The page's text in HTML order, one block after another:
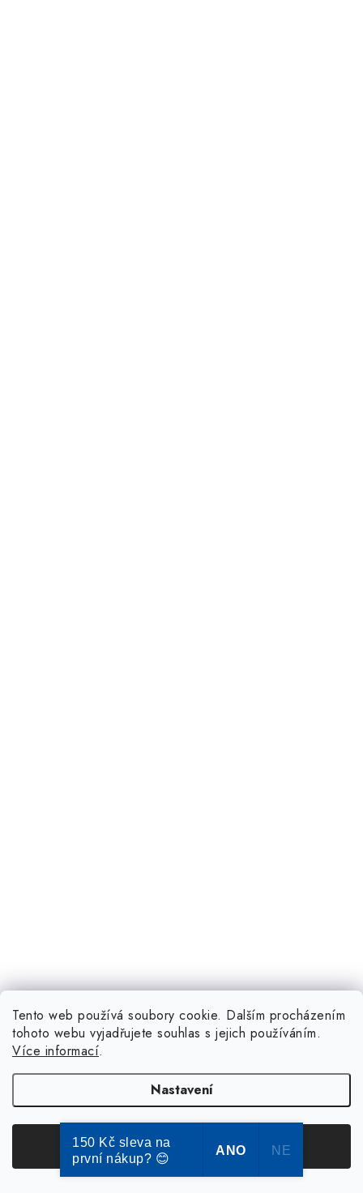
Tento web používá soubory cookie. Dalším procházením
tohoto webu vyjadřujete souhlas s jejich používáním.
Více informací.
Nastavení
Souhlasím
150 Kč sleva na
první nákup? 😊
ANO NE